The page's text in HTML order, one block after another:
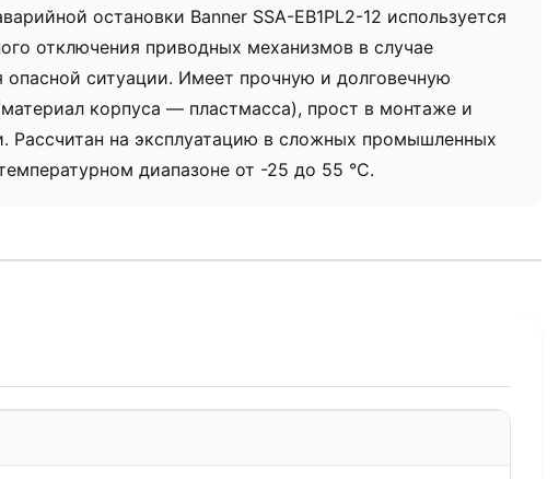
остановки Banner SSA-EB1PL2-12 используется
отключения приводных механизмов в случае
опасной ситуации. Имеет прочную и долговечную
корпуса — пластмасса), прост в монтаже и
Рассчитан на эксплуатацию в сложных промышленных
диапазоне от -25 до 55 °С.